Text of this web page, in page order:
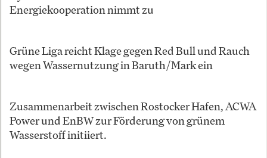
Energiekooperation nimmt zu
Grüne Liga reicht Klage gegen Red Bull und Rauch
wegen Wassernutzung in Baruth/Mark ein
Zusammenarbeit zwischen Rostocker Hafen, ACWA
Power und EnBW zur Förderung von grünem
Wasserstoff initiiert.